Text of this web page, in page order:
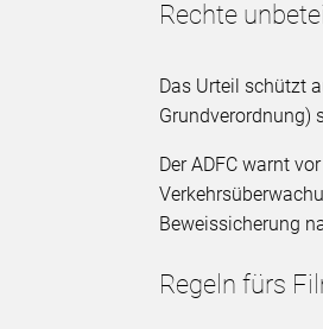
Rechte
Das Urteil schützt
Grundverordnung)
Der ADFC warnt
Beweissicherung
Regeln fürs